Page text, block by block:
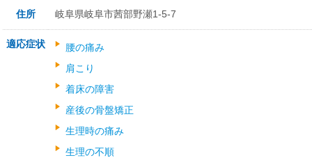
住所 岐阜県岐阜市茜部野瀬1-5-7
適応症状
腰の痛み
肩こり
着床の障害
産後の骨盤矯正
生理時の痛み
生理の不順